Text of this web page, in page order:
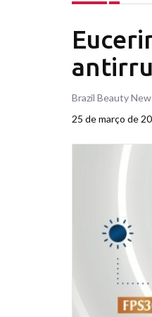
Brazil Beauty
25 de março de